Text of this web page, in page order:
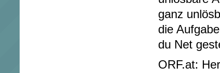
ganz
die
du Net
ORF.at: